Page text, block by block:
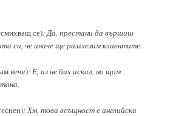
се): Да, престани да вършиш
си, че иначе ще разглезим клиентите.
вече): Е, аз не бих искал, но щом
: Хм, това всъщност е английски